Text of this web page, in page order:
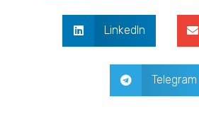
LinkedIn
Telegram